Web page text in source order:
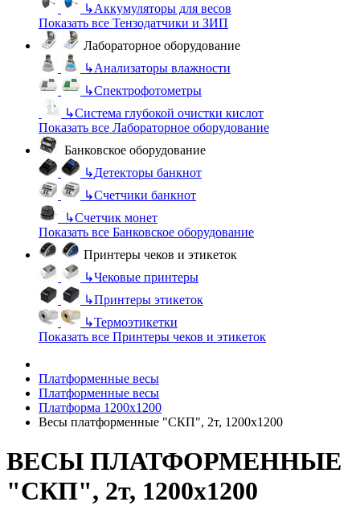
↳Аккумуляторы для весов
Показать все Тензодатчики и ЗИП
Лабораторное оборудование
↳Анализаторы влажности
↳Спектрофотометры
↳Система глубокой очистки кислот
Показать все Лабораторное оборудование
Банковское оборудование
↳Детекторы банкнот
↳Счетчики банкнот
↳Счетчик монет
Показать все Банковское оборудование
Принтеры чеков и этикеток
↳Чековые принтеры
↳Принтеры этикеток
↳Термоэтикетки
Показать все Принтеры чеков и этикеток
Платформенные весы
Платформенные весы
Платформа 1200х1200
Весы платформенные "СКП", 2т, 1200х1200
ВЕСЫ ПЛАТФОРМЕННЫЕ
"СКП", 2т, 1200х1200